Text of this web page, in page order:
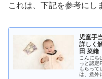
これは、下記を参考にし
児童手
詳しく
田 菜緒
こんにち
っと認定
もらって
は、意外